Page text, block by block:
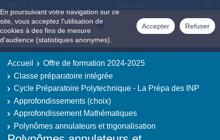
En poursuivant votre navigation sur ce
site, vous acceptez l'utilisation de
cookies à des fins de mesure
d'audience (statistiques anonymes).
Accepter Refuser
Aller à
Accueil
Offre de formation 2024-2025
Classe préparatoire intégrée
Cycle Préparatoire Polytechnique - La Prépa des INP
Approfondissements (choix)
Approfondissement Mathématiques
Polynômes annulateurs et trigonalisation